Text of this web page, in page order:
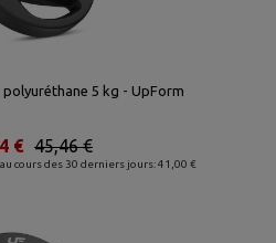
5 kg - UpForm
cours des 30 derniers jours: 41,00 €
45,46 €
€